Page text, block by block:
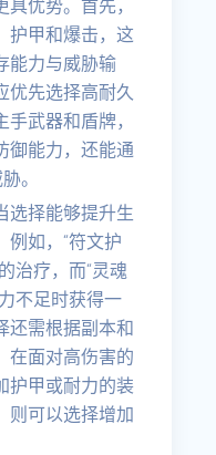
优势。首先，
护甲和爆击，这
能力与威胁输
优先选择高耐久
武器和盾牌，
御能力，还能通
。
选择能够提升生
例如，“符文护
治疗，而“灵魂
不足时获得一
还需根据副本和
在面对高伤害的
护甲或耐力的装
则可以选择增加